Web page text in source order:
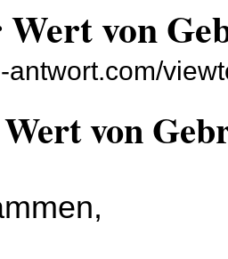
von
antwort.com/
von